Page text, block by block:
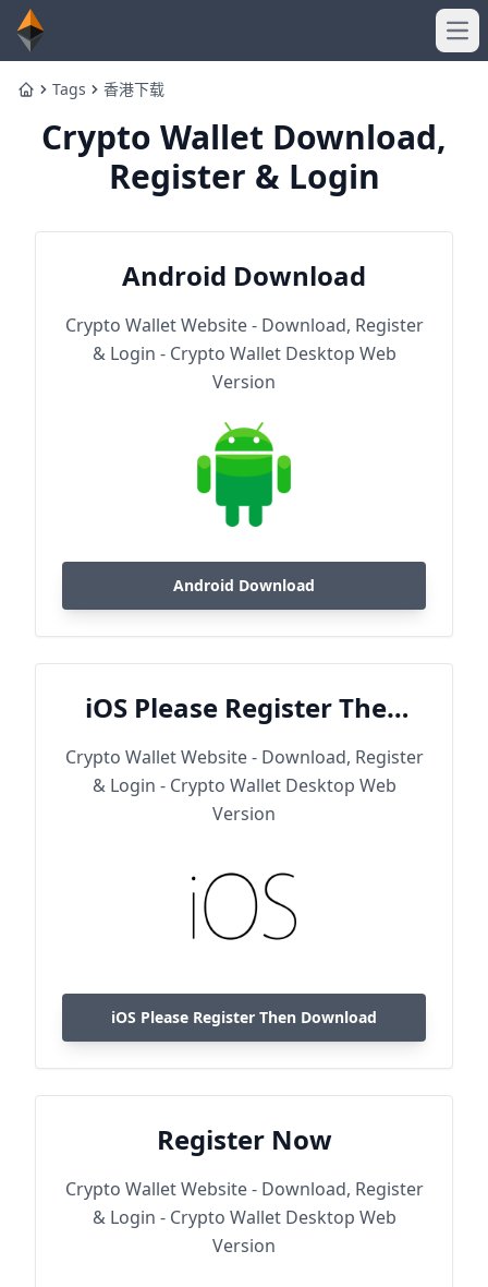
HomeTags 香港下载
Crypto Wallet Download,
Register & Login
Android Download
Crypto Wallet Website - Download, Register
& Login - Crypto Wallet Desktop Web
Version
Android Download
iOS Please Register Then
Download
Crypto Wallet Website - Download, Register
& Login - Crypto Wallet Desktop Web
Version
iOS Please Register Then Download
Register Now
Crypto Wallet Website - Download, Register
& Login - Crypto Wallet Desktop Web
Version